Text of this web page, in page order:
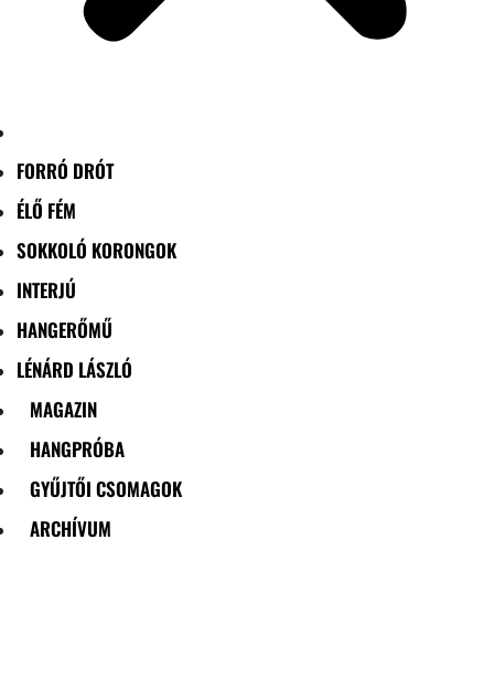
FORRÓ DRÓT
ÉLŐ FÉM
SOKKOLÓ KORONGOK
INTERJÚ
HANGERŐMŰ
LÉNÁRD LÁSZLÓ
MAGAZIN
HANGPRÓBA
GYŰJTŐI CSOMAGOK
ARCHÍVUM